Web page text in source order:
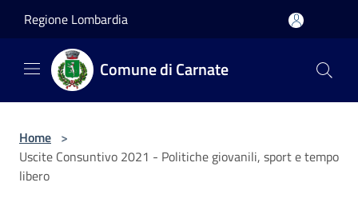
Regione Lombardia
Comune di Carnate
Home >
Uscite Consuntivo 2021 - Politiche giovanili, sport e tempo
libero